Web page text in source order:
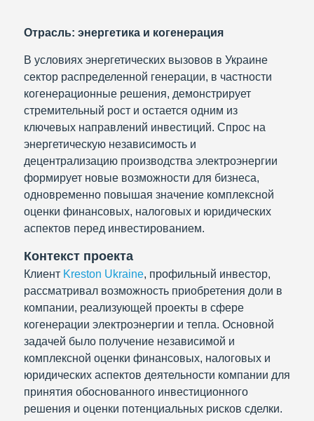
Отрасль: энергетика и когенерация
В условиях энергетических вызовов в Украине
сектор распределенной генерации, в частности
когенерационные решения, демонстрирует
стремительный рост и остается одним из
ключевых направлений инвестиций. Спрос на
энергетическую независимость и
децентрализацию производства электроэнергии
формирует новые возможности для бизнеса,
одновременно повышая значение комплексной
оценки финансовых, налоговых и юридических
аспектов перед инвестированием.
Контекст проекта
Клиент Kreston Ukraine, профильный инвестор,
рассматривал возможность приобретения доли в
компании, реализующей проекты в сфере
когенерации электроэнергии и тепла. Основной
задачей было получение независимой и
комплексной оценки финансовых, налоговых и
юридических аспектов деятельности компании для
принятия обоснованного инвестиционного
решения и оценки потенциальных рисков сделки.